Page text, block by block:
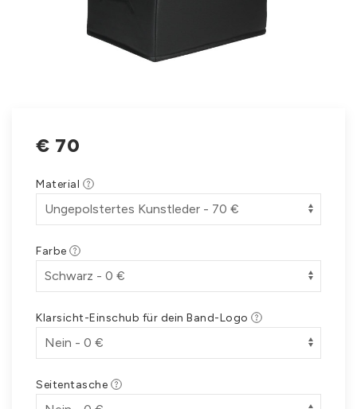
€ 70
Material
Farbe
Klarsicht-Einschub für dein Band-Logo
Seitentasche